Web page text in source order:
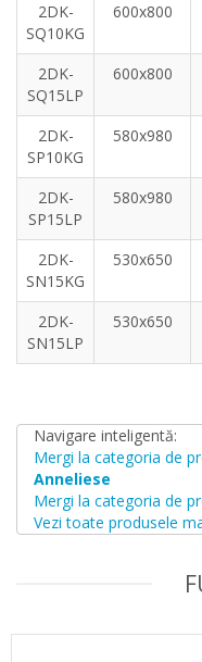
2DK-
SQ10KG
600x800
2DK-
SQ15LP
600x800
2DK-
SP10KG
580x980
2DK-
SP15LP
580x980
2DK-
SN15KG
530x650
2DK-
SN15LP
530x650
Navigare inteligentă:
Mergi la categoria de
Anneliese
Mergi la categoria de
Vezi toate produsele